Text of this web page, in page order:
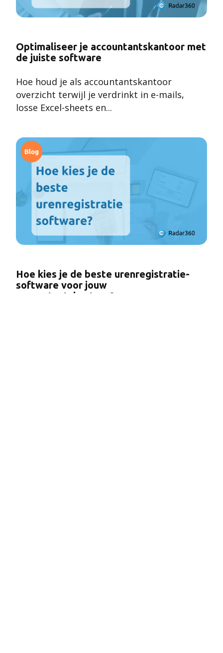
Optimaliseer je accountantskantoor met
de juiste software
Hoe houd je als accountantskantoor
overzicht terwijl je verdrinkt in e-mails,
losse Excel-sheets en...
Hoe kies je de beste urenregistratie-
software voor jouw
accountantskantoor?